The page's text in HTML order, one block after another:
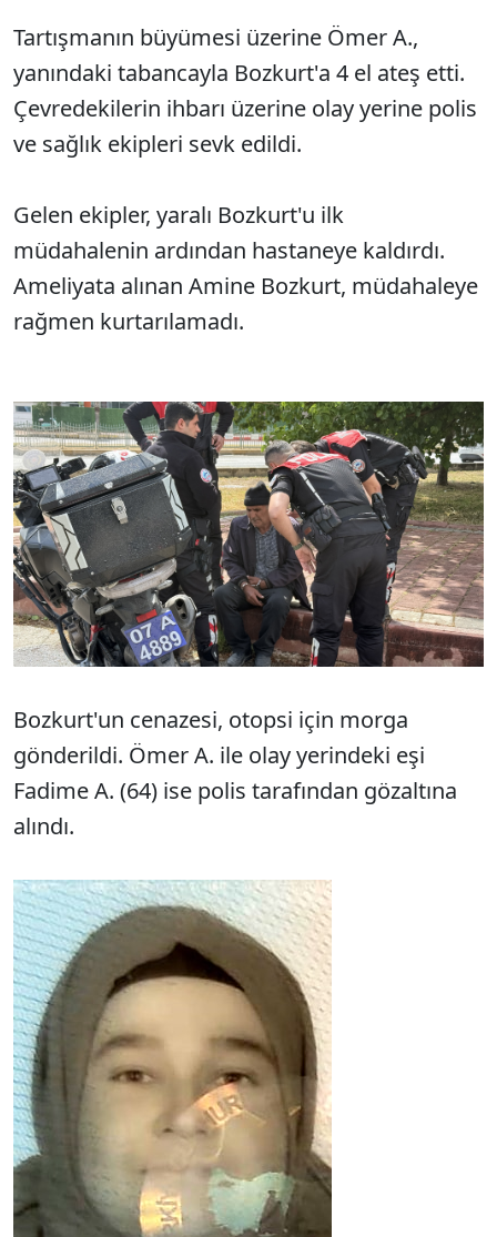
Sesi Aç
Tartışmanın büyümesi üzerine Ömer A.,
yanındaki tabancayla Bozkurt'a 4 el ateş etti.
Çevredekilerin ihbarı üzerine olay yerine polis
ve sağlık ekipleri sevk edildi.
Gelen ekipler, yaralı Bozkurt'u ilk
müdahalenin ardından hastaneye kaldırdı.
Ameliyata alınan Amine Bozkurt, müdahaleye
rağmen kurtarılamadı.
Bozkurt'un cenazesi, otopsi için morga
gönderildi. Ömer A. ile olay yerindeki eşi
Fadime A. (64) ise polis tarafından gözaltına
alındı.